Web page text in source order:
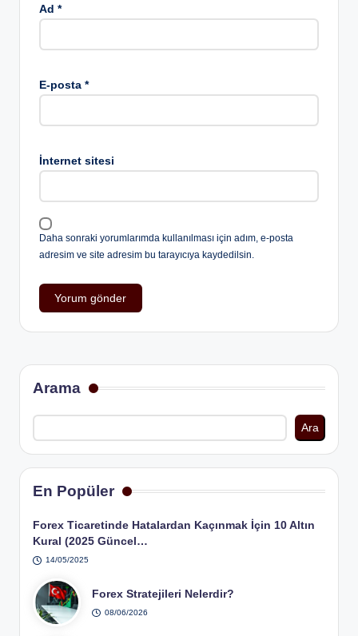
Ad *
E-posta *
İnternet sitesi
Daha sonraki yorumlarımda kullanılması için adım, e-posta
adresim ve site adresim bu tarayıcıya kaydedilsin.
Arama
Ara
En Popüler
Forex Ticaretinde Hatalardan Kaçınmak İçin 10 Altın
Kural (2025 Güncel…
14/05/2025
Forex Stratejileri Nelerdir?
08/06/2026